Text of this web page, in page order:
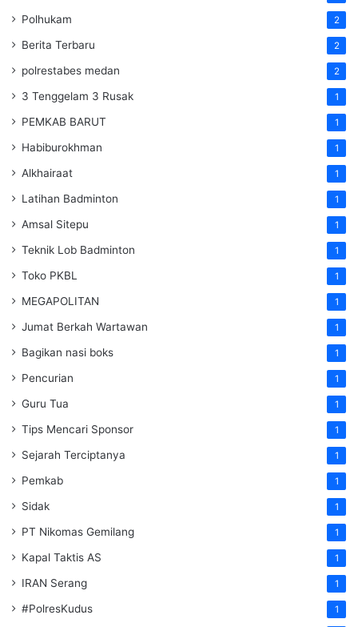
Polhukam 2
Berita Terbaru 2
polrestabes medan 2
3 Tenggelam 3 Rusak 1
PEMKAB BARUT 1
Habiburokhman 1
Alkhairaat 1
Latihan Badminton 1
Amsal Sitepu 1
Teknik Lob Badminton 1
Toko PKBL 1
MEGAPOLITAN 1
Jumat Berkah Wartawan 1
Bagikan nasi boks 1
Pencurian 1
Guru Tua 1
Tips Mencari Sponsor 1
Sejarah Terciptanya 1
Pemkab 1
Sidak 1
PT Nikomas Gemilang 1
Kapal Taktis AS 1
IRAN Serang 1
#PolresKudus 1